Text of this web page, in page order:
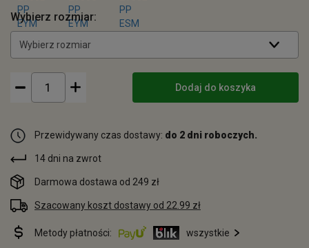
Wybierz rozmiar:
Wybierz rozmiar
Dodaj do koszyka
Przewidywany czas dostawy: do 2 dni roboczych.
14 dni na zwrot
Darmowa dostawa od 249 zł
Szacowany koszt dostawy od 22.99 zł
Metody płatności: wszystkie